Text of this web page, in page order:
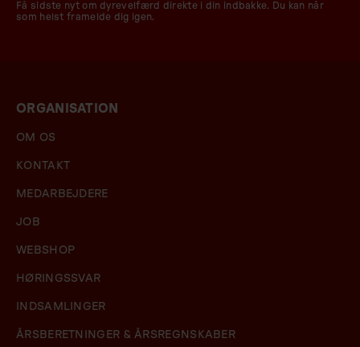
Få sidste nyt om dyrevelfærd direkte i din indbakke. Du kan når
som helst framelde dig igen.
ORGANISATION
OM OS
KONTAKT
MEDARBEJDERE
JOB
WEBSHOP
HØRINGSSVAR
INDSAMLINGER
ÅRSBERETNINGER & ÅRSREGNSKABER